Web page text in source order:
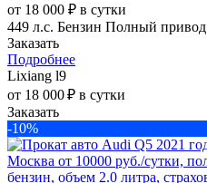
от 18 000 ₽ в сутки
449 л.с. Бензин Полный привод
Заказать
Подробнее
Lixiang l9
от 18 000 ₽ в сутки
Заказать
-10%